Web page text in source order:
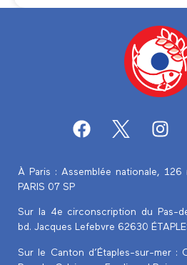
À Paris : Assemblée nationale, 126
PARIS 07 SP
Sur la 4e circonscription du Pas-
bd. Jacques Lefebvre 62630
Sur le Canton d’Étaples-sur-mer :